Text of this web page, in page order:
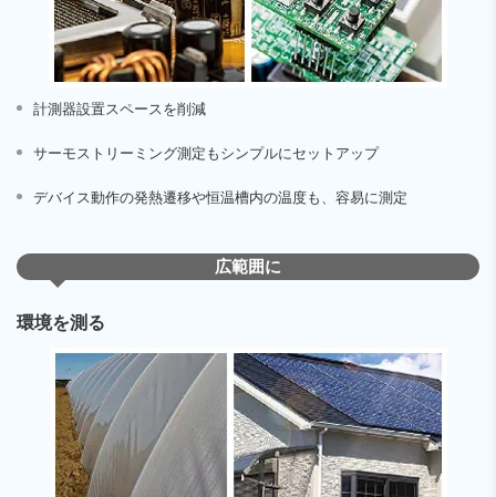
計測器設置スペースを削減
サーモストリーミング測定もシンプルにセットアップ
デバイス動作の発熱遷移や恒温槽内の温度も、容易に測定
広範囲に
環境を測る